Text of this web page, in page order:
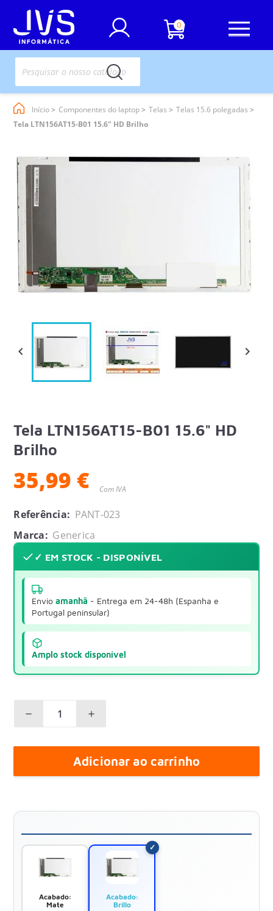
0
Início Componentes do laptop Telas
Telas 15.6 polegadas
Tela LTN156AT15-B01 15.6" HD Brilho
 
Tela LTN156AT15-B01 15.6" HD
Brilho
35,99 € Com IVA
Referência: PANT-023
Marca: Generica
✓ EM STOCK - DISPONÍVEL
Envioamanhã - Entrega em 24-48h (Espanha e
Portugal peninsular)
Amplo stock disponível
Adicionar ao carrinho
Acabado:
Mate
Acabado:
Brillo